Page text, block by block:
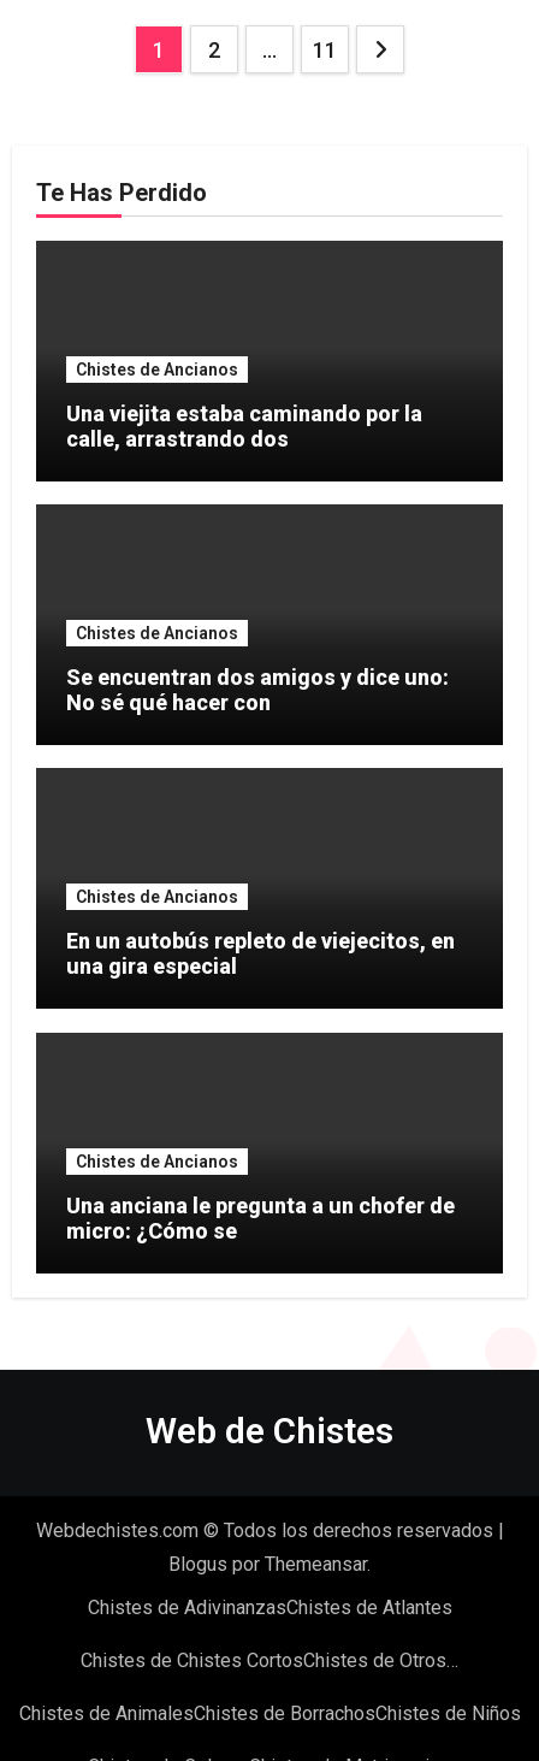
Paginación
1 2 … 11
Te Has Perdido
Chistes de Ancianos
Una viejita estaba caminando por la
calle, arrastrando dos
Chistes de Ancianos
Se encuentran dos amigos y dice uno:
No sé qué hacer con
Chistes de Ancianos
En un autobús repleto de viejecitos, en
una gira especial
Chistes de Ancianos
Una anciana le pregunta a un chofer de
micro: ¿Cómo se
Web de Chistes
Webdechistes.com © Todos los derechos reservados |
Blogus por Themeansar.
Chistes de AdivinanzasChistes de Atlantes
Chistes de Chistes CortosChistes de Otros…
Chistes de AnimalesChistes de BorrachosChistes de Niños